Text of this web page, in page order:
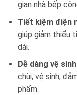
gian nhà bếp
Tiết kiệm điện
giúp giảm thiểu
dài.
Dễ dàng vệ
chùi, vệ sinh,
phẩm.